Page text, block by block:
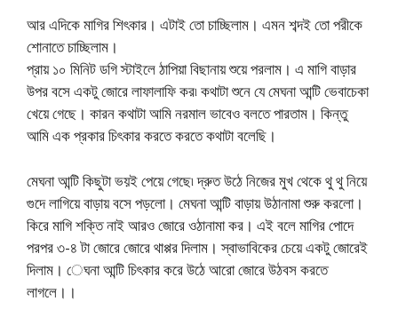
আর এদিকে মাগির শিৎকার। এটাই তো চাচ্ছিলাম। এমন শব্দই তো পরীকে
শোনাতে চাচ্ছিলাম।
প্রায় ১০ মিনিট ডগি স্টাইলে ঠাপিয়া বিছানায় শুয়ে পরলাম। এ মাগি বাড়ার
উপর বসে একটু জোরে লাফালাফি কর৷ কথাটা শুনে যে মেঘনা আন্টি ভেবাচেকা
খেয়ে গেছে। কারন কথাটা আমি নরমাল ভাবেও বলতে পারতাম। কিন্তু
আমি এক প্রকার চিৎকার করতে করতে কথাটা বলেছি।
মেঘনা আন্টি কিছুটা ভয়ই পেয়ে গেছে৷ দ্রুত উঠে নিজের মুখ থেকে থু থু নিয়ে
গুদে লাগিয়ে বাড়ায় বসে পড়লো। মেঘনা আন্টি বাড়ায় উঠানামা শুরু করলো।
কিরে মাগি শক্তি নাই আরও জোরে ওঠানামা কর। এই বলে মাগির পোদে
পরপর ৩-৪ টা জোরে জোরে থাপ্পর দিলাম। স্বাভাবিকের চেয়ে একটু জোরেই
দিলাম। েঘনা আন্টি চিৎকার করে উঠে আরো জোরে উঠবস করতে
লাগলে।।